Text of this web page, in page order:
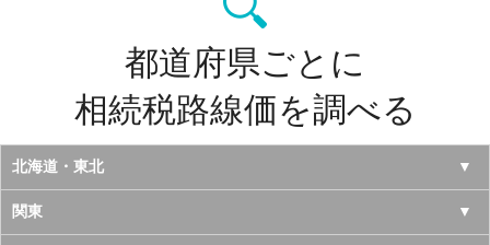
都道府県ごとに
相続税路線価を調べる
北海道・東北
北海道
関東